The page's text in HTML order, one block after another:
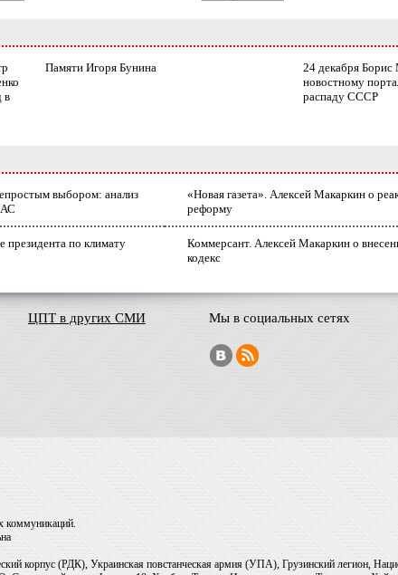
в
Памяти Игоря Бунина
24 декабря Борис
новостному
распаду СССР
выбором: анализ
«Новая газета». Алексей Макаркин о
реформу
по климату
Коммерсант. Алексей Макаркин о
кодекс
ЦПТ в других СМИ Мы в социальных сетях
коммуникаций.
корпус (РДК), Украинская повстанческая армия (УПА), Грузинский легион,